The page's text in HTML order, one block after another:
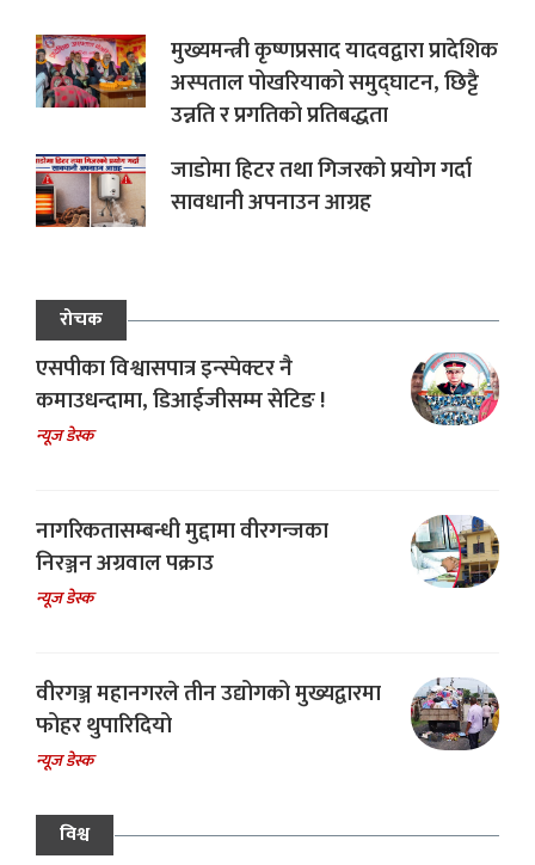
मुख्यमन्त्री कृष्णप्रसाद यादवद्वारा प्रादेशिक
अस्पताल पोखरियाको समुद्घाटन, छिट्टै
उन्नति र प्रगतिको प्रतिबद्धता
जाडोमा हिटर तथा गिजरको प्रयोग गर्दा
सावधानी अपनाउन आग्रह
रोचक
एसपीका विश्वासपात्र इन्स्पेक्टर नै
कमाउधन्दामा, डिआईजीसम्म सेटिङ !
न्यूज डेस्क
नागरिकतासम्बन्धी मुद्दामा वीरगन्जका
निरञ्जन अग्रवाल पक्राउ
न्यूज डेस्क
वीरगञ्ज महानगरले तीन उद्योगको मुख्यद्वारमा
फोहर थुपारिदियो
न्यूज डेस्क
विश्व